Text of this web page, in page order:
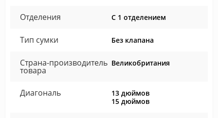
Отделения С 1 отделением
Тип сумки Без клапана
Страна-производитель
товара
Великобритания
Диагональ
13 дюймов
15 дюймов